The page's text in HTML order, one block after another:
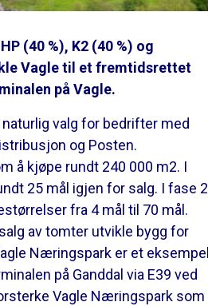
(40 %), K2 (40 %) og
Vagle til et fremtidsrettet
på Vagle.
valg for bedrifter med
og Posten.
å kjøpe rundt 240 000 m2. I
25 mål igjen for salg. I fase 2
fra 4 mål til 70 mål.
av tomter utvikle bygg for
Næringspark er et eksempel
på Ganddal via E39 ved
Vagle Næringspark som